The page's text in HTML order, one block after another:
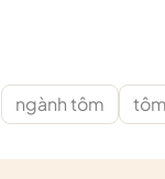
ngành tôm